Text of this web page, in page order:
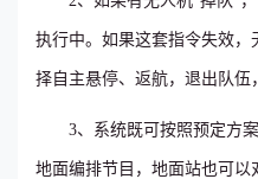
执行中。如果这套指令失效
择自主悬停、返航，退出队伍
3、系统既可按照预定方
地面编排节目，地面站也可